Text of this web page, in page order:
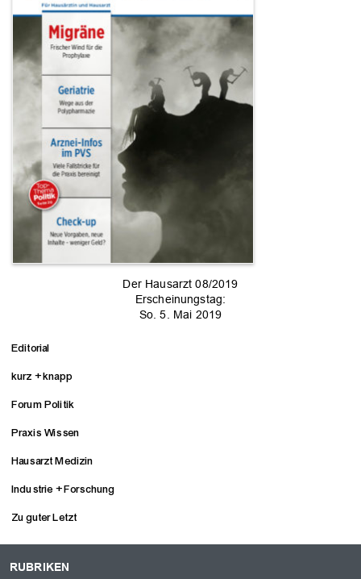
Der Hausarzt 08/2019
Erscheinungstag:
So. 5. Mai 2019
Editorial
kurz + knapp
Forum Politik
Praxis Wissen
Hausarzt Medizin
Industrie + Forschung
Zu guter Letzt
RUBRIKEN